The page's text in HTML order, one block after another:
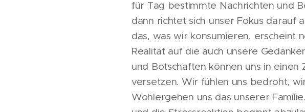
für Tag bestimmte Nachrichten und
dann richtet sich unser Fokus darauf
das, was wir konsumieren, erscheint
Realität auf die auch unsere
und Botschaften können uns in
versetzen. Wir fühlen uns bedroht,
Wohlergehen uns das unserer